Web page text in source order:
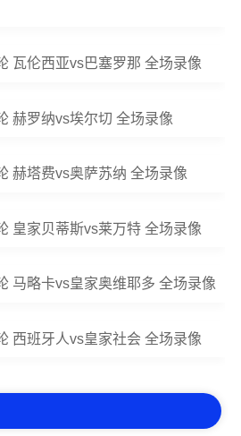
瓦伦西亚vs巴塞罗那 全场录像
赫罗纳vs埃尔切 全场录像
赫塔费vs奥萨苏纳 全场录像
皇家贝蒂斯vs莱万特 全场录像
马略卡vs皇家奥维耶多 全场录像
西班牙人vs皇家社会 全场录像